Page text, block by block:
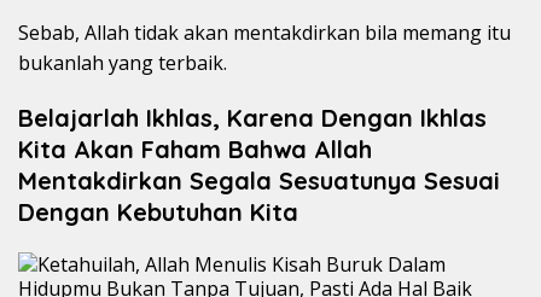
Sebab, Allah tidak akan mentakdirkan bila memang itu
bukanlah yang terbaik.
Belajarlah Ikhlas, Karena Dengan Ikhlas
Kita Akan Faham Bahwa Allah
Mentakdirkan Segala Sesuatunya Sesuai
Dengan Kebutuhan Kita